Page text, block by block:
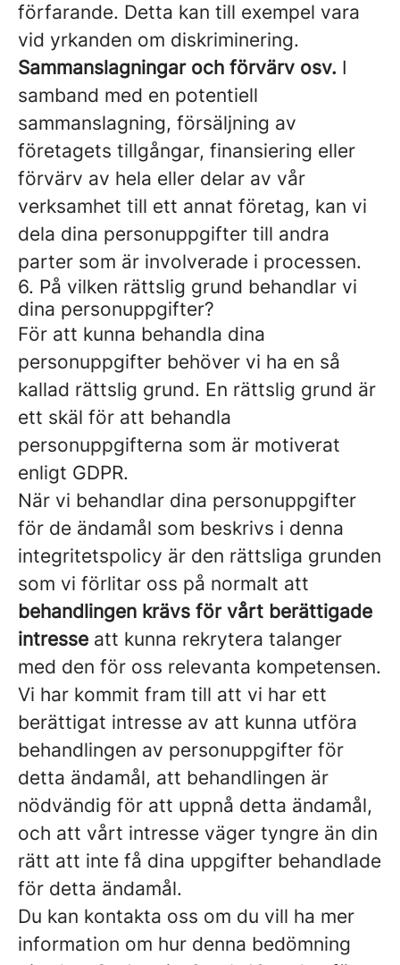
förfarande. Detta kan till exempel vara
vid yrkanden om diskriminering.
Sammanslagningar och förvärv osv. I
samband med en potentiell
sammanslagning, försäljning av
företagets tillgångar, finansiering eller
förvärv av hela eller delar av vår
verksamhet till ett annat företag, kan vi
dela dina personuppgifter till andra
parter som är involverade i processen.
6. På vilken rättslig grund behandlar vi
dina personuppgifter?
För att kunna behandla dina
personuppgifter behöver vi ha en så
kallad rättslig grund. En rättslig grund är
ett skäl för att behandla
personuppgifterna som är motiverat
enligt GDPR.
När vi behandlar dina personuppgifter
för de ändamål som beskrivs i denna
integritetspolicy är den rättsliga grunden
som vi förlitar oss på normalt att
behandlingen krävs för vårt berättigade
intresse att kunna rekrytera talanger
med den för oss relevanta kompetensen.
Vi har kommit fram till att vi har ett
berättigat intresse av att kunna utföra
behandlingen av personuppgifter för
detta ändamål, att behandlingen är
nödvändig för att uppnå detta ändamål,
och att vårt intresse väger tyngre än din
rätt att inte få dina uppgifter behandlade
för detta ändamål.
Du kan kontakta oss om du vill ha mer
information om hur denna bedömning